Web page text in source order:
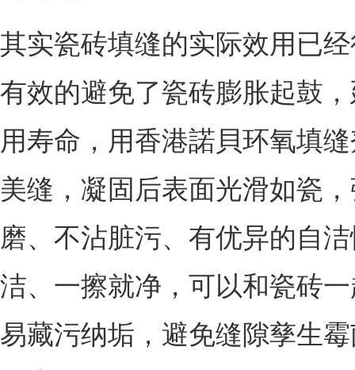
其实瓷砖填缝的实际效用已
有效的避免了瓷砖膨胀起鼓
用寿命，用香港諾貝环氧填
美缝，凝固后表面光滑如瓷
磨、不沾脏污、有优异的自
洁、一擦就净，可以和瓷砖
易藏污纳垢，避免缝隙孳生